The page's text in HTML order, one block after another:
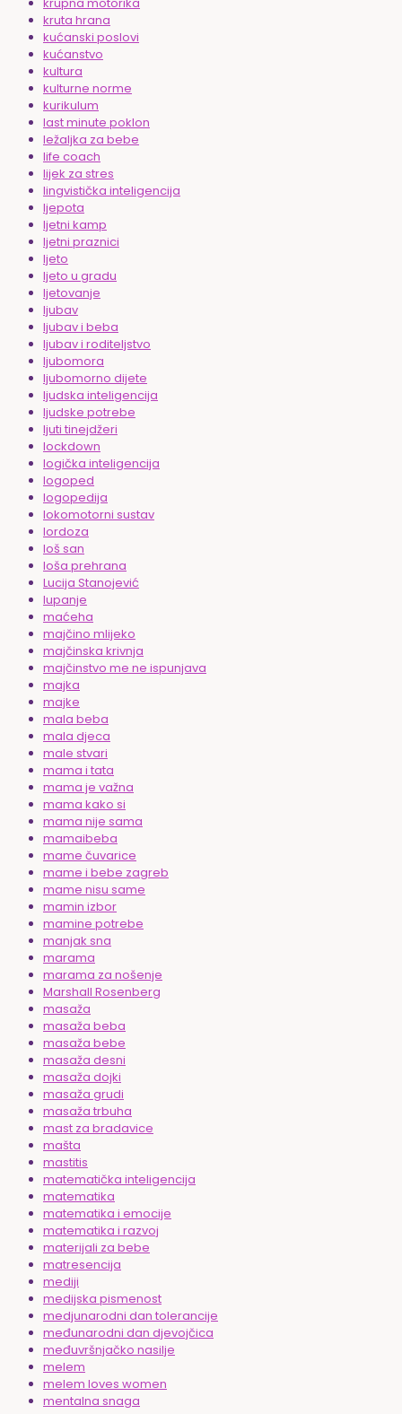
kruta hrana
kućanski poslovi
kućanstvo
kultura
kulturne norme
kurikulum
last minute poklon
ležaljka za bebe
life coach
lijek za stres
lingvistička inteligencija
ljepota
ljetni kamp
ljetni praznici
ljeto
ljeto u gradu
ljetovanje
ljubav
ljubav i beba
ljubav i roditeljstvo
ljubomora
ljubomorno dijete
ljudska inteligencija
ljudske potrebe
ljuti tinejdžeri
lockdown
logička inteligencija
logoped
logopedija
lokomotorni sustav
lordoza
loš san
loša prehrana
Lucija Stanojević
lupanje
maćeha
majčino mlijeko
majčinska krivnja
majčinstvo me ne ispunjava
majka
majke
mala beba
mala djeca
male stvari
mama i tata
mama je važna
mama kako si
mama nije sama
mamaibeba
mame čuvarice
mame i bebe zagreb
mame nisu same
mamin izbor
mamine potrebe
manjak sna
marama
marama za nošenje
Marshall Rosenberg
masaža
masaža beba
masaža bebe
masaža desni
masaža dojki
masaža grudi
masaža trbuha
mast za bradavice
mašta
mastitis
matematička inteligencija
matematika
matematika i emocije
matematika i razvoj
materijali za bebe
matresencija
mediji
medijska pismenost
medjunarodni dan tolerancije
međunarodni dan djevojčica
međuvršnjačko nasilje
melem
melem loves women
mentalna snaga